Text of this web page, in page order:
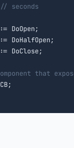
// seconds
DoOpen;
DoHalfOpen;
DoClose;
that